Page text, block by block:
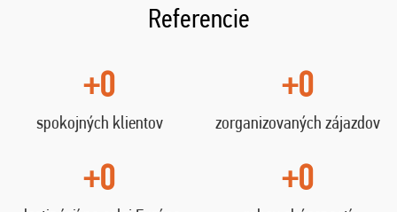
Referencie
+0
spokojných klientov
+0
zorganizovaných zájazdov
+0 +0